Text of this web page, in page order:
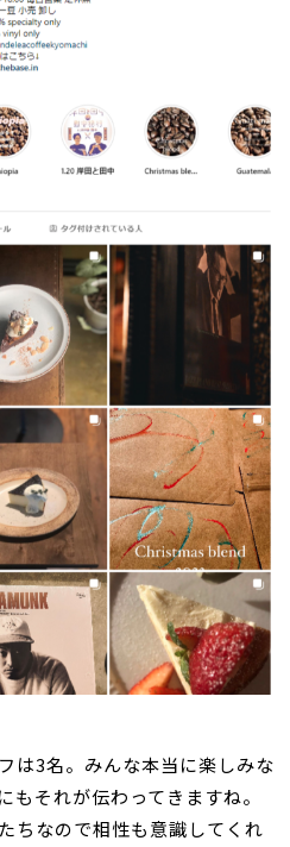
は3名。みんな本当に楽しみな
もそれが伝わってきますね。
ちなので相性も意識してくれ